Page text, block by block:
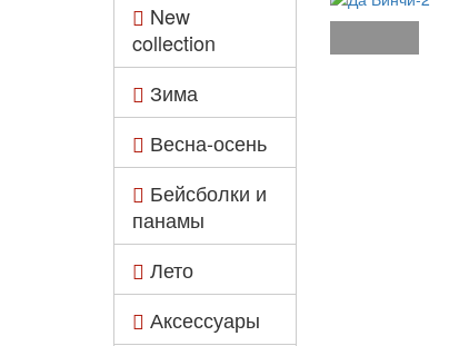
New
collection
Зима
Весна-осень
Бейсболки и
панамы
Лето
Аксессуары